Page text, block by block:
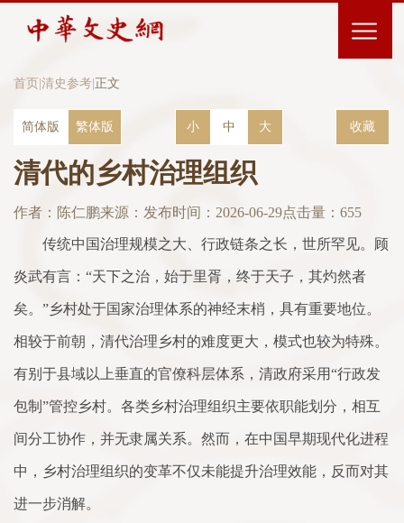
首页 清史参考 正文
简体版 繁体版 小 中 大 收藏
清代的乡村治理组织
作者：陈仁鹏来源： 发布时间：2026-06-29点击量： 655
传统中国治理规模之大、行政链条之长，世所罕见。顾
炎武有言：“天下之治，始于里胥，终于天子，其灼然者
矣。”乡村处于国家治理体系的神经末梢，具有重要地位。
相较于前朝，清代治理乡村的难度更大，模式也较为特殊。
有别于县域以上垂直的官僚科层体系，清政府采用“行政发
包制”管控乡村。各类乡村治理组织主要依职能划分，相互
间分工协作，并无隶属关系。然而，在中国早期现代化进程
中，乡村治理组织的变革不仅未能提升治理效能，反而对其
进一步消解。